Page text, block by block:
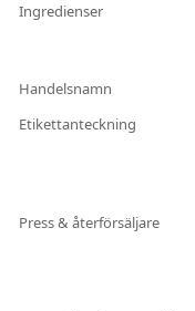
Ingredienser
Handelsnamn
Etikettanteckning
Press & återförsäljare